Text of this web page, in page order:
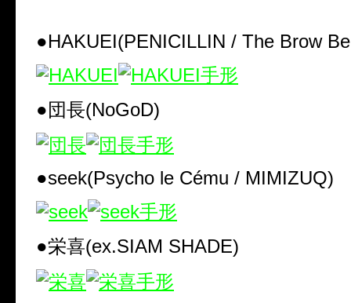
●HAKUEI(PENICILLIN / The Brow
●団長(NoGoD)
●seek(Psycho le Cému / MIMIZUQ)
●栄喜(ex.SIAM SHADE)